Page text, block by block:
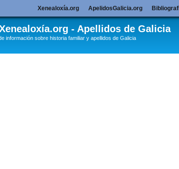
- Apellidos de Galicia
información sobre historia familiar y apellidos de Galicia
Xenealoxía.org ApelidosGalicia.org